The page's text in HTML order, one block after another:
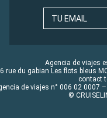
TU EMAIL
Agencia de viajes
rue du gabian Les flots bleus
contact
de viajes n° 006 02 0007
©